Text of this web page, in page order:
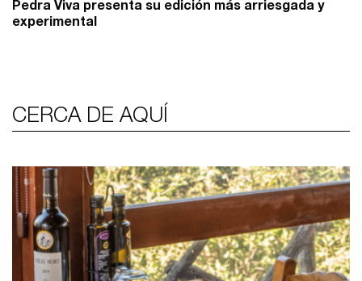
Pedra Viva presenta su edición más arriesgada y
experimental
CERCA DE AQUÍ